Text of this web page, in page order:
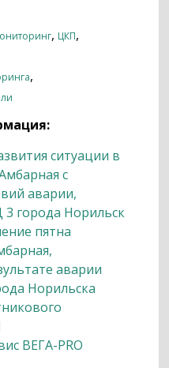
, ЦКП,
,
ситуации в
с
аварии,
города Норильск
пятна
аварии
Норильска
ВЕГА-PRO